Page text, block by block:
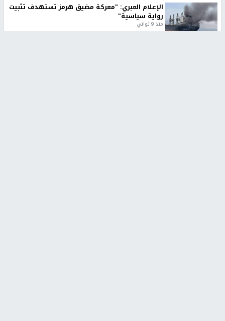
الإعلام العبري: "معركة مضيق هرمز تستهدف تثبيت
رواية سياسية"
منذ 9 ثواني